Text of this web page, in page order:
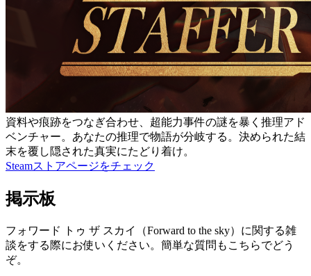
資料や痕跡をつなぎ合わせ、超能力事件の謎を暴く推理アド
ベンチャー。あなたの推理で物語が分岐する。決められた結
末を覆し隠された真実にたどり着け。
Steamストアページをチェック
掲示板
フォワード トゥ ザ スカイ（Forward to the sky）に関する雑
談をする際にお使いください。簡単な質問もこちらでどう
ぞ。